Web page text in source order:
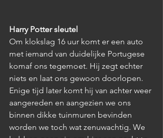
Harry Potter sleutel
Om klokslag 16 uur komt er een auto
met iemand van duidelijke Portugese
komaf ons tegemoet. Hij zegt echter
niets en laat ons gewoon doorlopen.
Enige tijd later komt hij van achter weer
aangereden en aangezien we ons
binnen dikke tuinmuren bevinden
worden we toch wat zenuwachtig. We